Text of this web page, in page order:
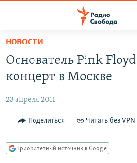
упрощенного
доступа
основному
Вернутся
главной
навигации
АВТОРСКИЕ ПРОЕКТЫ
ЦИТАТЫ СВОБОДЫ
МНЕНИЯ
IDEL.РЕАЛИИ
НОВОСТИ
Основатель Pink
концерт в Москве
23 апреля 2011
Поделиться Читать без VPN
Приоритетный источник в Google